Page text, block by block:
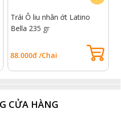
Trái Ô liu nhân ớt Latino
Bella 235 gr
88.000đ /Chai
CỬA HÀNG